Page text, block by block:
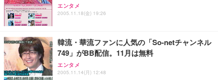
エンタメ
2005.11.18(金) 19:26
韓流・華流ファンに人気の「So-netチャンネル
749」がBB配信。11月は無料
エンタメ
2005.11.14(月) 12:48